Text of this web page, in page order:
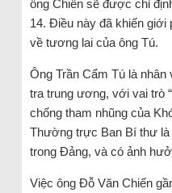
ông Chiến sẽ được chỉ
14. Điều này đã khiến giới
về tương lai của ông Tú.
Ông Trần Cẩm Tú là
tra trung ương, với vai trò
chống tham nhũng của
Thường trực Ban Bí thư là
trong Đảng, và có ảnh
Việc ông Đỗ Văn Chiến